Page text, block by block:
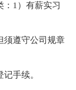
1）有薪实习
须遵守公司规章
手续。